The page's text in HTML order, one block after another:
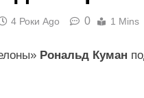
4 Роки Ago 0 1 Mins
Рональд Куман